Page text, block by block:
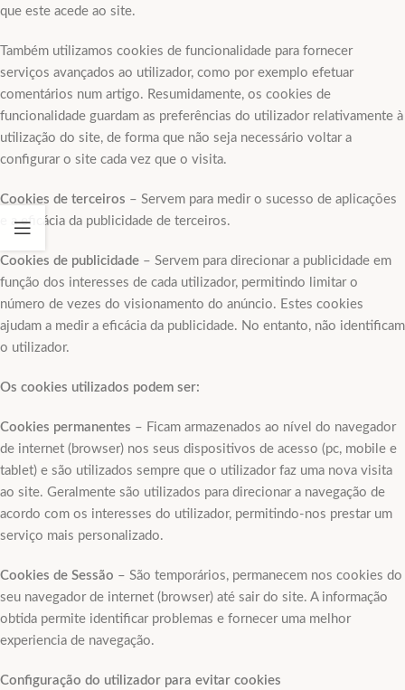
que este acede ao site.
Também utilizamos cookies de funcionalidade para fornecer
serviços avançados ao utilizador, como por exemplo efetuar
comentários num artigo. Resumidamente, os cookies de
funcionalidade guardam as preferências do utilizador relativamente à
utilização do site, de forma que não seja necessário voltar a
configurar o site cada vez que o visita.
Cookies de terceiros – Servem para medir o sucesso de aplicações
e a eficácia da publicidade de terceiros.
Cookies de publicidade – Servem para direcionar a publicidade em
função dos interesses de cada utilizador, permitindo limitar o
número de vezes do visionamento do anúncio. Estes cookies
ajudam a medir a eficácia da publicidade. No entanto, não identificam
o utilizador.
Os cookies utilizados podem ser:
Cookies permanentes – Ficam armazenados ao nível do navegador
de internet (browser) nos seus dispositivos de acesso (pc, mobile e
tablet) e são utilizados sempre que o utilizador faz uma nova visita
ao site. Geralmente são utilizados para direcionar a navegação de
acordo com os interesses do utilizador, permitindo-nos prestar um
serviço mais personalizado.
Cookies de Sessão – São temporários, permanecem nos cookies do
seu navegador de internet (browser) até sair do site. A informação
obtida permite identificar problemas e fornecer uma melhor
experiencia de navegação.
Configuração do utilizador para evitar cookies